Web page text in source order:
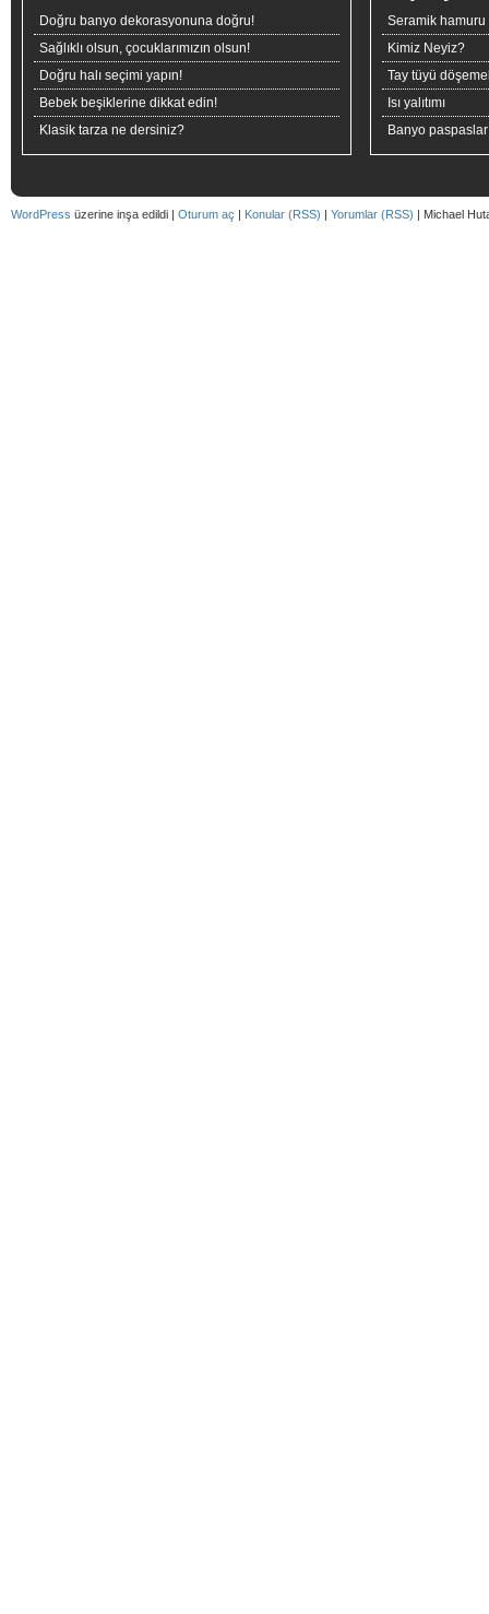
Doğru banyo dekorasyonuna doğru!
Sağlıklı olsun, çocuklarımızın olsun!
Doğru halı seçimi yapın!
Bebek beşiklerine dikkat edin!
Klasik tarza ne dersiniz?
Seramik hamuru
Kimiz Neyiz?
Tay tüyü
Isı yalıtımı
Banyo
WordPress üzerine inşa edildi | Oturum aç | Konular (RSS) | Yorumlar (RSS) | Michael